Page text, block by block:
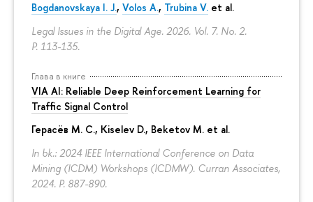
Bogdanovskaya I. J., Volos A., Trubina V. et al.
Legal Issues in the Digital Age. 2026. Vol. 7. No. 2.
P. 113-135.
Глава в книге
VIA AI: Reliable Deep Reinforcement Learning for
Traffic Signal Control
Герасёв М. С., Kiselev D., Beketov M. et al.
In bk.: 2024 IEEE International Conference on Data
Mining (ICDM) Workshops (ICDMW). Curran Associates,
2024. P. 887-890.